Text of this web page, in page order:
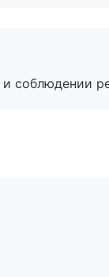
соблюдении